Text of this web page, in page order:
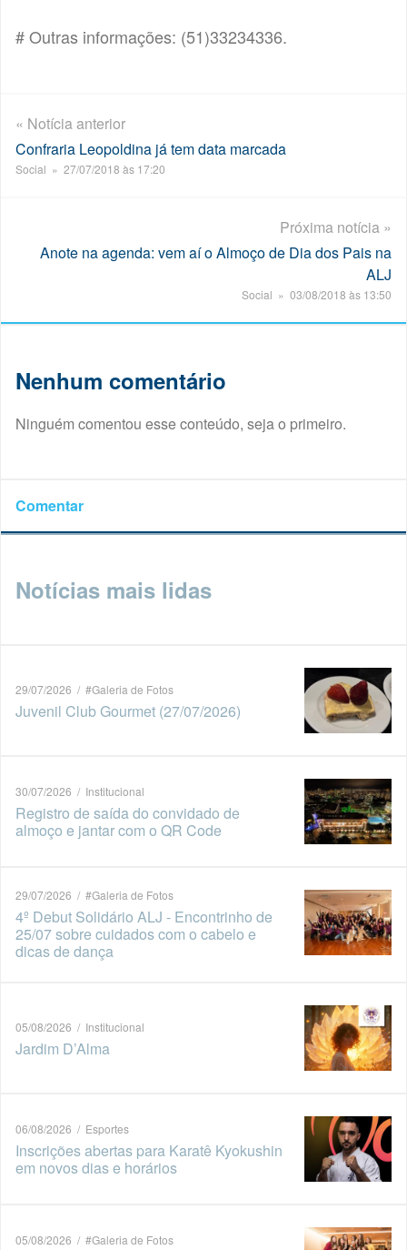
# Outras informações: (51)33234336.
« Notícia anterior
Confraria Leopoldina já tem data marcada
Social » 27/07/2018 às 17:20
Próxima notícia »
Anote na agenda: vem aí o Almoço de Dia dos Pais na
ALJ
Social » 03/08/2018 às 13:50
Nenhum comentário
Ninguém comentou esse conteúdo, seja o primeiro.
Comentar
Notícias mais lidas
29/07/2026 / #Galeria de Fotos
Juvenil Club Gourmet (27/07/2026)
30/07/2026 / Institucional
Registro de saída do convidado de
almoço e jantar com o QR Code
29/07/2026 / #Galeria de Fotos
4º Debut Solidário ALJ - Encontrinho de
25/07 sobre cuidados com o cabelo e
dicas de dança
05/08/2026 / Institucional
Jardim D’Alma
06/08/2026 / Esportes
Inscrições abertas para Karatê Kyokushin
em novos dias e horários
05/08/2026 / #Galeria de Fotos